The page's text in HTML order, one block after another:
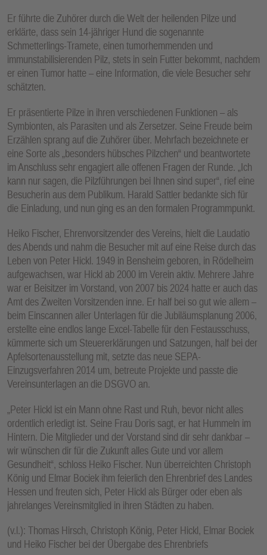
Er führte die Zuhörer durch die Welt der heilenden Pilze und
erklärte, dass sein 14-jähriger Hund die sogenannte
Schmetterlings-Tramete, einen tumorhemmenden und
immunstabilisierenden Pilz, stets in sein Futter bekommt, nachdem
er einen Tumor hatte – eine Information, die viele Besucher sehr
schätzten.
Er präsentierte Pilze in ihren verschiedenen Funktionen – als
Symbionten, als Parasiten und als Zersetzer. Seine Freude beim
Erzählen sprang auf die Zuhörer über. Mehrfach bezeichnete er
eine Sorte als „besonders hübsches Pilzchen“ und beantwortete
im Anschluss sehr engagiert alle offenen Fragen der Runde. „Ich
kann nur sagen, die Pilzführungen bei Ihnen sind super“, rief eine
Besucherin aus dem Publikum. Harald Sattler bedankte sich für
die Einladung, und nun ging es an den formalen Programmpunkt.
Heiko Fischer, Ehrenvorsitzender des Vereins, hielt die Laudatio
des Abends und nahm die Besucher mit auf eine Reise durch das
Leben von Peter Hickl. 1949 in Bensheim geboren, in Rödelheim
aufgewachsen, war Hickl ab 2000 im Verein aktiv. Mehrere Jahre
war er Beisitzer im Vorstand, von 2007 bis 2024 hatte er auch das
Amt des Zweiten Vorsitzenden inne. Er half bei so gut wie allem –
beim Einscannen aller Unterlagen für die Jubiläumsplanung 2006,
erstellte eine endlos lange Excel-Tabelle für den Festausschuss,
kümmerte sich um Steuererklärungen und Satzungen, half bei der
Apfelsortenausstellung mit, setzte das neue SEPA-
Einzugsverfahren 2014 um, betreute Projekte und passte die
Vereinsunterlagen an die DSGVO an.
„Peter Hickl ist ein Mann ohne Rast und Ruh, bevor nicht alles
ordentlich erledigt ist. Seine Frau Doris sagt, er hat Hummeln im
Hintern. Die Mitglieder und der Vorstand sind dir sehr dankbar –
wir wünschen dir für die Zukunft alles Gute und vor allem
Gesundheit“, schloss Heiko Fischer. Nun überreichten Christoph
König und Elmar Bociek ihm feierlich den Ehrenbrief des Landes
Hessen und freuten sich, Peter Hickl als Bürger oder eben als
jahrelanges Vereinsmitglied in ihren Städten zu haben.
(v.l.): Thomas Hirsch, Christoph König, Peter Hickl, Elmar Bociek
und Heiko Fischer bei der Übergabe des Ehrenbriefs